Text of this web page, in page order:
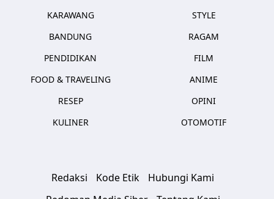
KARAWANG
BANDUNG
PENDIDIKAN
FOOD & TRAVELING
RESEP
KULINER
STYLE
RAGAM
FILM
ANIME
OPINI
OTOMOTIF
Redaksi Kode Etik
Hubungi Kami